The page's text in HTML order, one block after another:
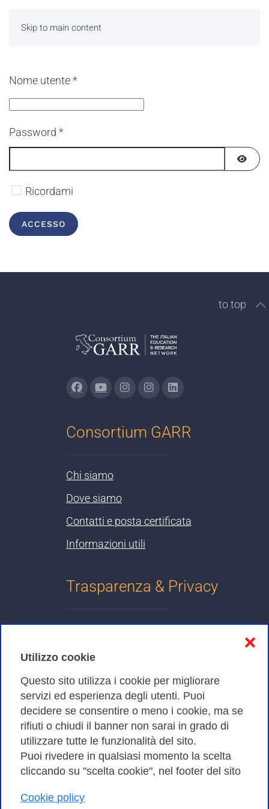
Utilizzo cookie
Questo sito utilizza i cookie per migliorare
servizi ed esperienza degli utenti. Puoi
decidere se consentire o meno i cookie, ma se
rifiuti o chiudi il banner non sarai in grado di
utilizzare tutte le funzionalità del sito.
Puoi rivedere in qualsiasi momento la scelta
cliccando su "scelta cookie", nel footer del sito
Cookie policy
❌
Skip to main content
Nome utente*
Password *
Ricordami
ACCESSO
to top
Consortium GARR
Chi siamo
Dove siamo
Contatti e posta certificata
Informazioni utili
Trasparenza & Privacy
Cookies Policy
Amministrazione trasparente
Bandi di Gara
Consortium GARR - Via dei Tizii, 6 - 00185 Roma | Tel.
| CF 97284570583 – PI 07577141000 | Codice